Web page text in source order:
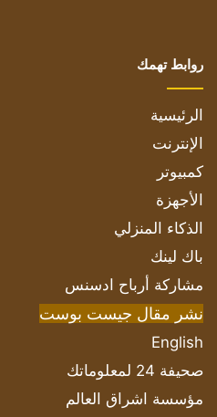
روابط تهمك
الرئيسية
الإنترنت
كمبيوتر
الأجهزة
الذكاء المنزلي
باك لينك
مشاركة أرباح ادسنس
نشر مقال جيست بوست
English
صحيفة 24 لمعلوماتك
مؤسسة اشراق العالم